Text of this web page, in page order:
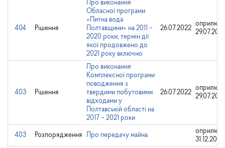
404 Рішення
Про виконання
Обласної програми
«Питна вода
Полтавщини» на 2011 –
2020 роки, термін дії
якої продовжено до
2021 року включно
26.07.2022
403 Рішення
Про виконання
Комплексної програми
поводження з
твердими побутовими
відходами у
Полтавській області на
2017 – 2021 роки
26.07.2022
403 Розпорядження Про передачу майна
31.12.2025